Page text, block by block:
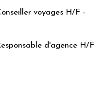
voyages H/F -
d'agence H/F